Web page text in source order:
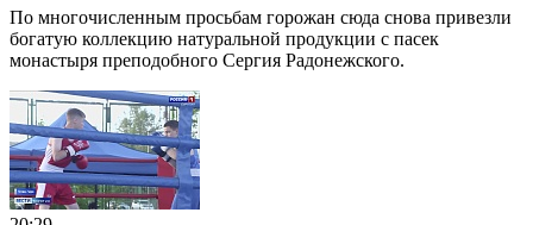
По многочисленным просьбам горожан сюда снова привезли
богатую коллекцию натуральной продукции с пасек
монастыря преподобного Сергия Радонежского.